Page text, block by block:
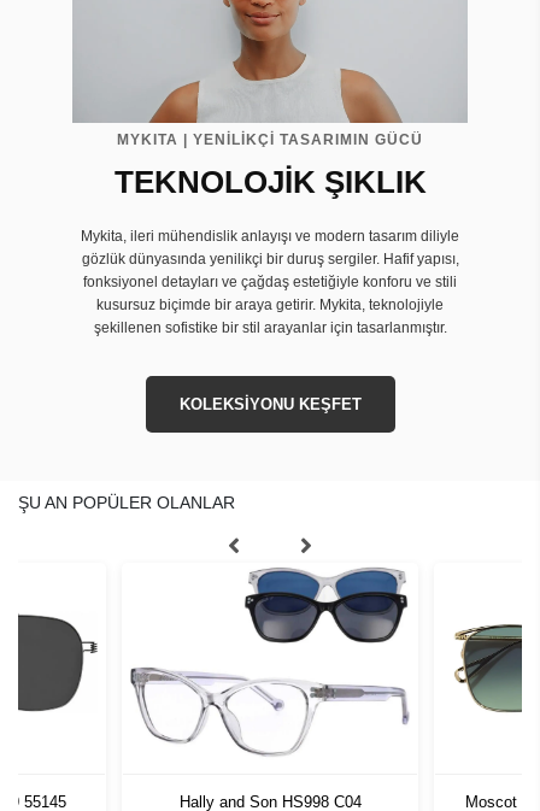
MYKITA | YENİLİKÇİ TASARIMIN GÜCÜ
TEKNOLOJİK ŞIKLIK
Mykita, ileri mühendislik anlayışı ve modern tasarım diliyle
gözlük dünyasında yenilikçi bir duruş sergiler. Hafif yapısı,
fonksiyonel detayları ve çağdaş estetiğiyle konforu ve stili
kusursuz biçimde bir araya getirir. Mykita, teknolojiyle
şekillenen sofistike bir stil arayanlar için tasarlanmıştır.
KOLEKSİYONU KEŞFET
ŞU AN POPÜLER OLANLAR
55145 Hally and Son HS998 C04 Moscot